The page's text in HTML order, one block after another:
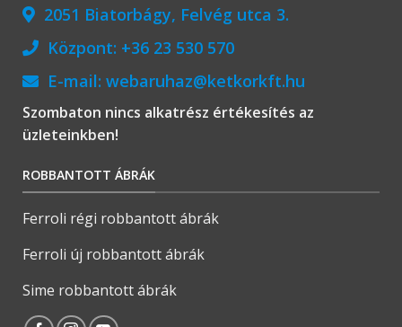
2051 Biatorbágy, Felvég utca 3.
Központ: +36 23 530 570
E-mail: webaruhaz@ketkorkft.hu
Szombaton nincs alkatrész értékesítés az
üzleteinkben!
ROBBANTOTT ÁBRÁK
Ferroli régi robbantott ábrák
Ferroli új robbantott ábrák
Sime robbantott ábrák